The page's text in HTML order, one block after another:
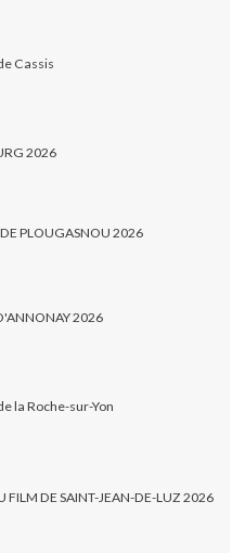
Cassis
2026
DE PLOUGASNOU 2026
2026
la Roche-sur-Yon
FILM DE SAINT-JEAN-DE-LUZ 2026